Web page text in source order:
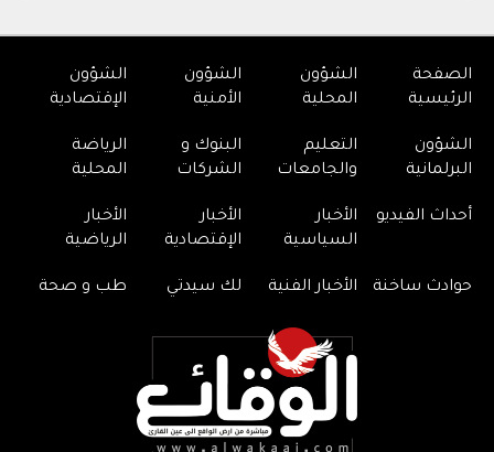
الصفحة
الرئيسية
الشؤون
المحلية
الشؤون
الأمنية
الشؤون
الإقتصادية
الشؤون
البرلمانية
التعليم
والجامعات
البنوك و
الشركات
الرياضة
المحلية
أحداث الفيديو
الأخبار
السياسية
الأخبار
الإقتصادية
الأخبار
الرياضية
حوادث ساخنة الأخبار الفنية لك سيدتي طب و صحة